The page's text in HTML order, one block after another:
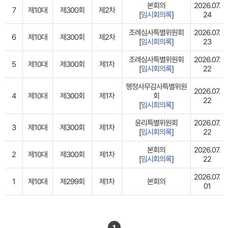
7 제10대 제300회 제2차
본회의
[임시회의록]
2026.07.
24
6 제10대 제300회 제2차
조례심사특별위원회
[임시회의록]
2026.07.
23
5 제10대 제300회 제1차
조례심사특별위원회
[임시회의록]
2026.07.
22
4 제10대 제300회 제1차
행정사무감사특별위원
회
[임시회의록]
2026.07.
22
3 제10대 제300회 제1차
윤리특별위원회
[임시회의록]
2026.07.
22
2 제10대 제300회 제1차
본회의
[임시회의록]
2026.07.
22
1 제10대 제299회 제1차 본회의
2026.07.
01